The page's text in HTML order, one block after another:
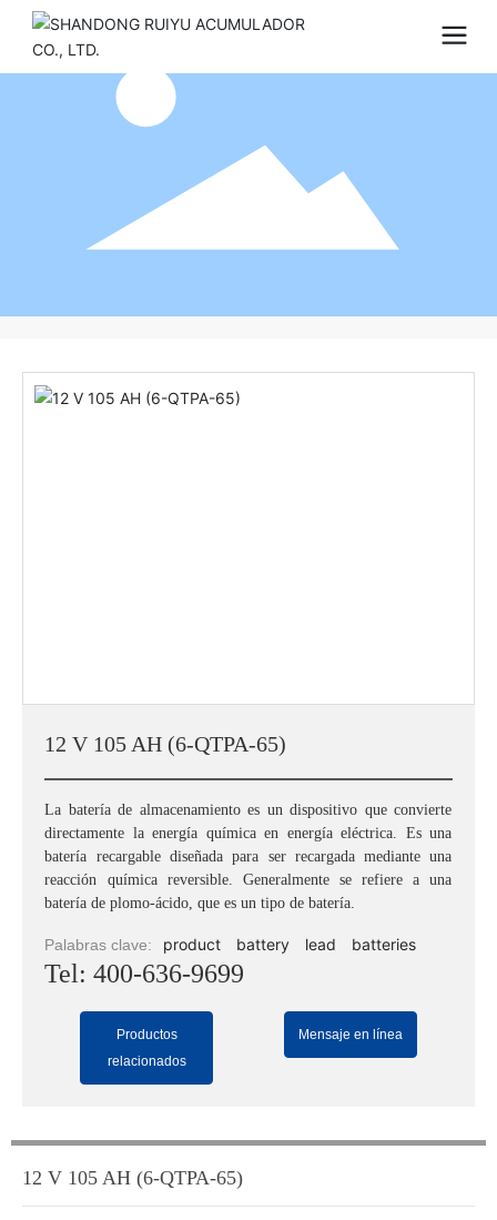
12 V 105 AH (6-QTPA-65)
La batería de almacenamiento es un dispositivo que convierte
directamente la energía química en energía eléctrica. Es una
batería recargable diseñada para ser recargada mediante una
reacción química reversible. Generalmente se refiere a una
batería de plomo-ácido, que es un tipo de batería.
Palabras clave: product battery lead batteries
Tel: 400-636-9699
Productos
relacionados
Mensaje en línea
12 V 105 AH (6-QTPA-65)